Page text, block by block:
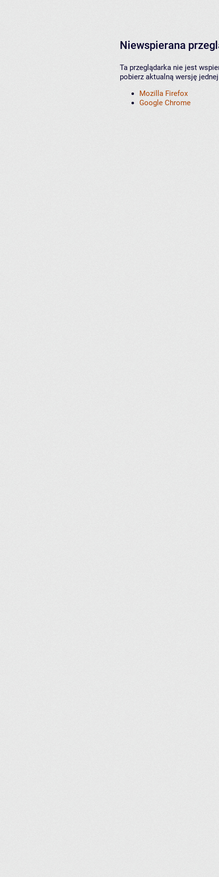
Niewspierana
Ta przeglądarka nie jest
pobierz aktualną wersję
Mozilla Firefox
Google Chrome